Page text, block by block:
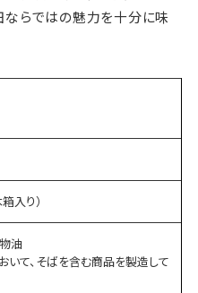
ならではの魅力を十分に味
入り）
油
て、そばを含む商品を製造して